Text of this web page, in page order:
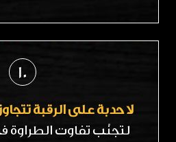
10
لا حدبة على الرقبة تتجاوز 5 سم / 2 إنش
لتجنّب تفاوت الطراوة